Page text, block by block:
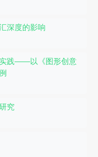
深度的影响
实践——以《图形创意
究